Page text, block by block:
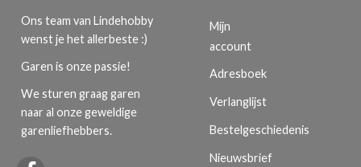
Ons team van Lindehobby
wenst je het allerbeste :)
Garen is onze passie!
We sturen graag garen
naar al onze geweldige
garenliefhebbers.
Mijn
account
Adresboek
Verlanglijst
Bestelgeschiedenis
Nieuwsbrief